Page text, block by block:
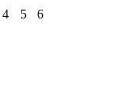
4 5 6